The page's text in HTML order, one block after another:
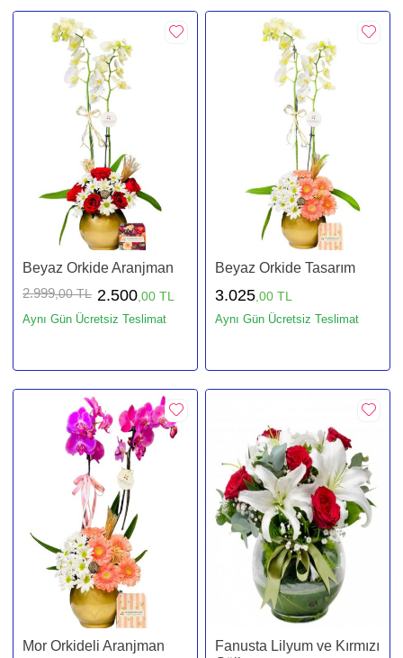
Beyaz Orkide Aranjman
2.999,00 TL 2.500 ,00 TL
Aynı Gün Ücretsiz Teslimat
Beyaz Orkide Tasarım
3.025 ,00 TL
Aynı Gün Ücretsiz Teslimat
Mor Orkideli Aranjman
Fanusta Lilyum ve Kırmızı